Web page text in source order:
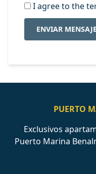
I agree to the
ENVIAR MENSAJE
PUERTO
Exclusivos
Puerto Marina